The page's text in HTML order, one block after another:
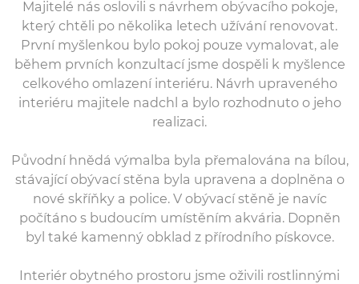
Majitelé nás oslovili s návrhem obývacího pokoje,
který chtěli po několika letech užívání renovovat.
První myšlenkou bylo pokoj pouze vymalovat, ale
během prvních konzultací jsme dospěli k myšlence
celkového omlazení interiéru. Návrh upraveného
interiéru majitele nadchl a bylo rozhodnuto o jeho
realizaci.
Původní hnědá výmalba byla přemalována na bílou,
stávající obývací stěna byla upravena a doplněna o
nové skříňky a police. V obývací stěně je navíc
počítáno s budoucím umístěním akvária. Dopněn
byl také kamenný obklad z přírodního pískovce.
Interiér obytného prostoru jsme oživili rostlinnými